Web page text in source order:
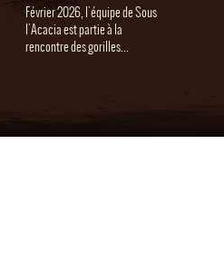
Février 2026, l'équipe de Sous
l'Acacia est partie à la
rencontre des gorilles...